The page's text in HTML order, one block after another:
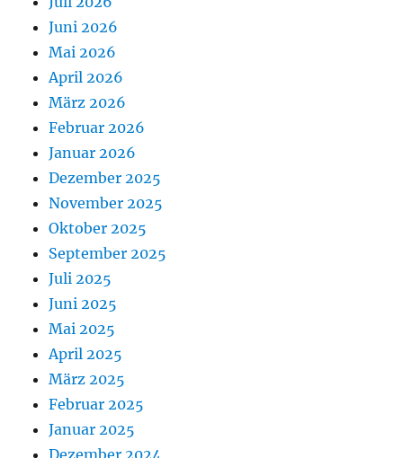
Juni 2026
Mai 2026
April 2026
März 2026
Februar 2026
Januar 2026
Dezember 2025
November 2025
Oktober 2025
September 2025
Juli 2025
Juni 2025
Mai 2025
April 2025
März 2025
Februar 2025
Januar 2025